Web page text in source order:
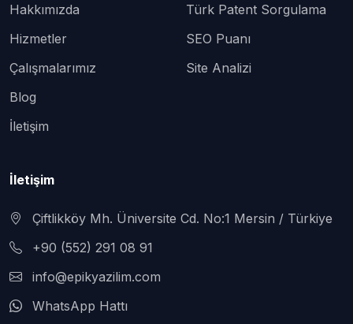
Hakkımızda
Hizmetler
Çalışmalarımız
Blog
İletişim
Türk Patent Sorgulama
SEO Puanı
Site Analizi
İletişim
Çiftlikköy Mh. Üniversite Cd. No:1 Mersin / Türkiye
+90 (552) 291 08 91
info@epikyazilim.com
WhatsApp Hattı